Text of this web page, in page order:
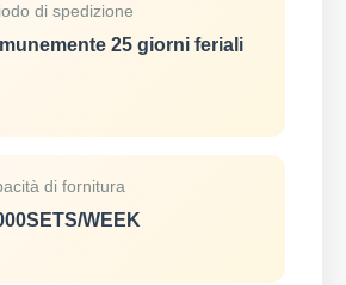
di spedizione
25 giorni feriali
di fornitura
WEEK